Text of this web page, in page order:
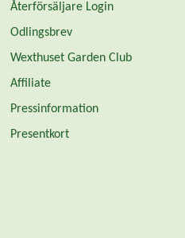
Återförsäljare Login
Odlingsbrev
Wexthuset Garden Club
Affiliate
Pressinformation
Presentkort